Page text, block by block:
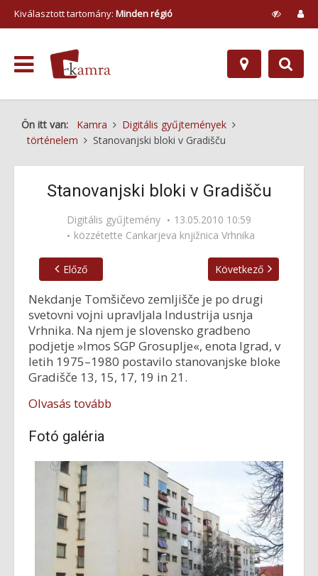
Kiválasztott tartomány: Minden régió
Ön itt van: Kamra
Digitális gyűjtemények
történelem
Stanovanjski bloki v Gradišču
Stanovanjski bloki v Gradišču
Digitális gyűjtemény
13.05.2010 10:59
közzétette Cankarjeva knjižnica Vrhnika
Előző Következő
Nekdanje Tomšičevo zemljišče je po drugi
svetovni vojni upravljala Industrija usnja
Vrhnika. Na njem je slovensko gradbeno
podjetje »Imos SGP Grosuplje«, enota Igrad, v
letih 1975–1980 postavilo stanovanjske bloke
Gradišče 13, 15, 17, 19 in 21.
Olvasás tovább
Fotó galéria